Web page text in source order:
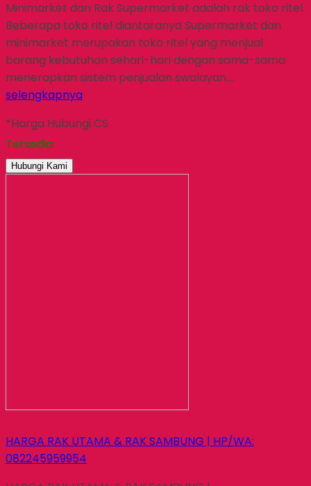
Minimarket dan Rak Supermarket adalah rak toko ritel.
Beberapa toko ritel diantaranya Supermarket dan
minimarket merupakan toko ritel yang menjual
barang kebutuhan sehari-hari dengan sama-sama
menerapkan sistem penjualan swalayan….
selengkapnya
*Harga Hubungi CS
Tersedia
Hubungi Kami
HARGA RAK UTAMA & RAK SAMBUNG | HP/WA:
082245959954